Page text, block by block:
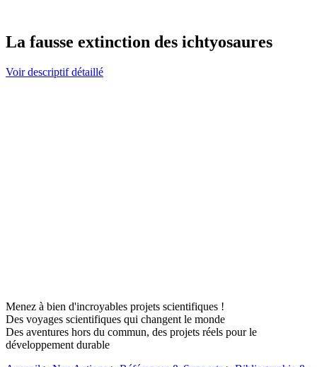
La fausse extinction des ichtyosaures
Voir descriptif détaillé
Menez à bien d'incroyables projets scientifiques !
Des voyages scientifiques qui changent le monde
Des aventures hors du commun, des projets réels pour le
développement durable